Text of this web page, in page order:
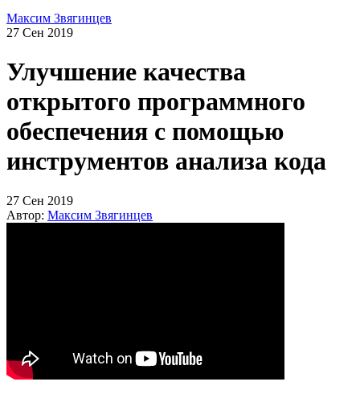
Максим Звягинцев
27 Сен 2019
Улучшение качества
открытого программного
обеспечения с помощью
инструментов анализа кода
27 Сен 2019
Автор: Максим Звягинцев